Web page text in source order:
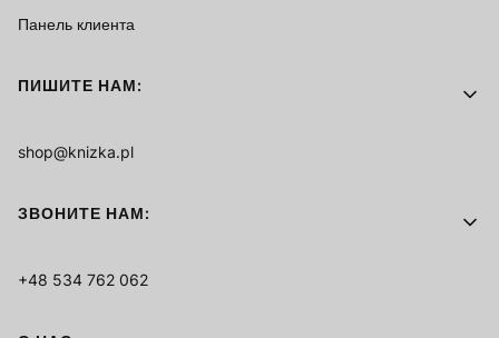
Панель клиента
ПИШИТЕ НАМ:
shop@knizka.pl
ЗВОНИТЕ НАМ:
+48 534 762 062